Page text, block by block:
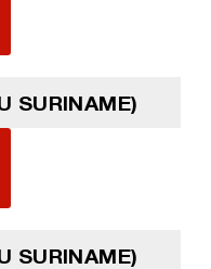
SURINAME)
SURINAME)